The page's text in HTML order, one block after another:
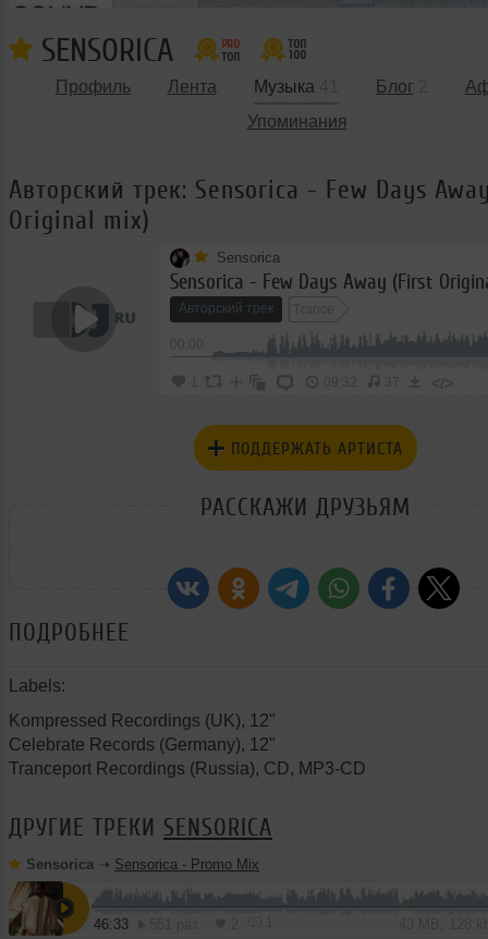
SENSORICA
Профиль Лента Музыка Блог
Упоминания
Авторский трек: Sensorica - Few Days
Original mix)
Sensorica
Sensorica - Few Days Away (First
Авторский трек Trance
09:32 37 </>
ПОДДЕРЖАТЬ АРТИСТА
РАССКАЖИ ДРУЗЬЯМ
ПОДРОБНЕЕ
Labels:
Kompressed Recordings (UK), 12"
Celebrate Records (Germany), 12"
Tranceport Recordings (Russia), CD, MP3-CD
ДРУГИЕ ТРЕКИ SENSORICA
Sensorica ➝ Sensorica - Promo Mix
46:33